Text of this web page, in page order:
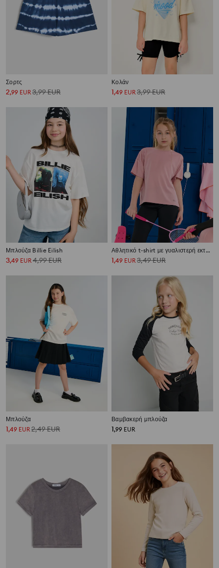
Σορτς
2,99 EUR 3,99EUR
Κολάν
1,49 EUR 3,99EUR
Μπλούζα Billie Eilish
3,49 EUR4,99EUR
Αθλητικό t-shirt με γυαλιστερή εκτύπωση Active
1,49 EUR3,49EUR
Μπλούζα
1,49 EUR2,49EUR
Βαμβακερή μπλούζα
1,99 EUR